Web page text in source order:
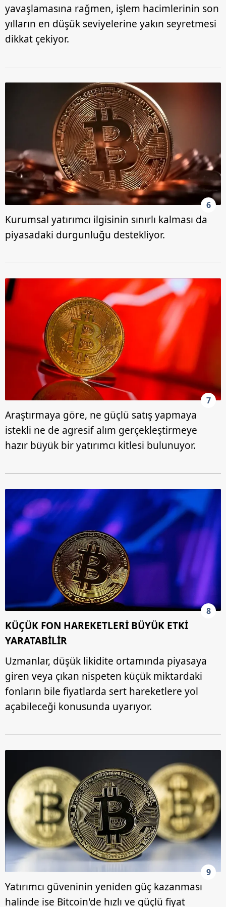
yavaşlamasına rağmen, işlem hacimlerinin son
yılların en düşük seviyelerine yakın seyretmesi
dikkat çekiyor.
6
Kurumsal yatırımcı ilgisinin sınırlı kalması da
piyasadaki durgunluğu destekliyor.
7
Araştırmaya göre, ne güçlü satış yapmaya
istekli ne de agresif alım gerçekleştirmeye
hazır büyük bir yatırımcı kitlesi bulunuyor.
8
KÜÇÜK FON HAREKETLERİ BÜYÜK ETKİ
YARATABİLİR
Uzmanlar, düşük likidite ortamında piyasaya
giren veya çıkan nispeten küçük miktardaki
fonların bile fiyatlarda sert hareketlere yol
açabileceği konusunda uyarıyor.
9
Yatırımcı güveninin yeniden güç kazanması
halinde ise Bitcoin'de hızlı ve güçlü fiyat